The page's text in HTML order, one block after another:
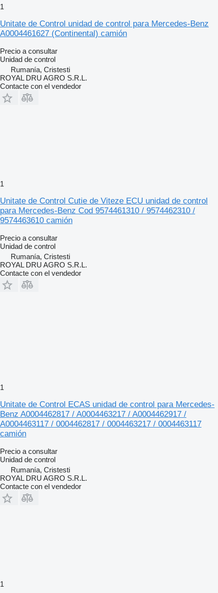
1
Unitate de Control unidad de control para Mercedes-Benz
A0004461627 (Continental) camión
Precio a consultar
Unidad de control
Rumanía, Cristesti
ROYAL DRU AGRO S.R.L.
Contacte con el vendedor
1
Unitate de Control Cutie de Viteze ECU unidad de control
para Mercedes-Benz Cod 9574461310 / 9574462310 /
9574463610 camión
Precio a consultar
Unidad de control
Rumanía, Cristesti
ROYAL DRU AGRO S.R.L.
Contacte con el vendedor
1
Unitate de Control ECAS unidad de control para Mercedes-
Benz A0004462817 / A0004463217 / A0004462917 /
A0004463117 / 0004462817 / 0004463217 / 0004463117
camión
Precio a consultar
Unidad de control
Rumanía, Cristesti
ROYAL DRU AGRO S.R.L.
Contacte con el vendedor
1